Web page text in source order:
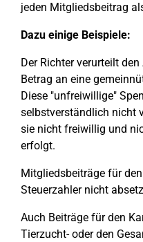
jeden Mitgliedsbeitrag
Dazu einige Beispiele:
Der Richter verurteilt
Betrag an eine
Diese "unfreiwillige"
selbstverständlich nicht
sie nicht freiwillig und
erfolgt.
Mitgliedsbeiträge für
Steuerzahler nicht
Auch Beiträge für den
Tierzucht- oder den